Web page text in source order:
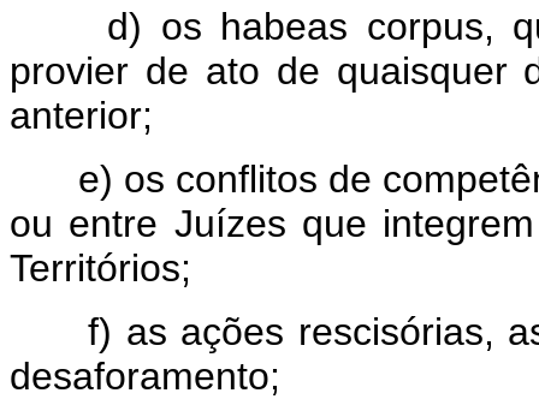
d) os habeas corpus,
provier de ato de quaisquer
anterior;
e) os conflitos de
ou entre Juízes que
Territórios;
f) as ações rescisórias,
desaforamento;